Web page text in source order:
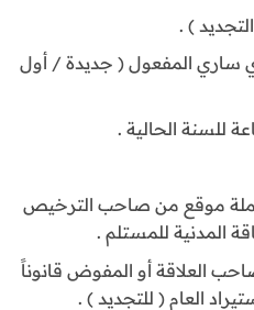
) .
ساري المفعول ( جديدة / أول
للسنة الحالية .
موقع من صاحب الترخيص
المدنية للمستلم .
العلاقة أو المفوض قانوناً
العام ( للتجديد ) .